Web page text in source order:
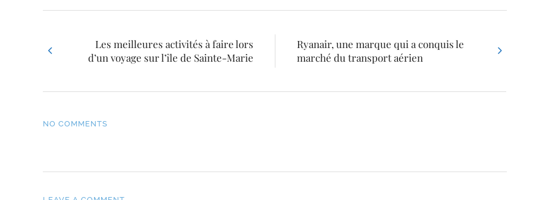
Les meilleures activités à faire lors
d’un voyage sur l’île de Sainte-Marie
Ryanair, une marque qui a conquis le
marché du transport aérien
NO COMMENTS